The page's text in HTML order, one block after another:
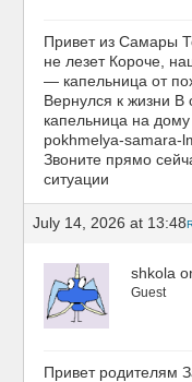
Привет из Самары
не лезет Короче,
— капельница от
Вернулся к жизни
капельница на
pokhmelya-samara-
Звоните прямо
ситуации
July 14, 2026 at 13:48
shkola
Guest
Привет родителям